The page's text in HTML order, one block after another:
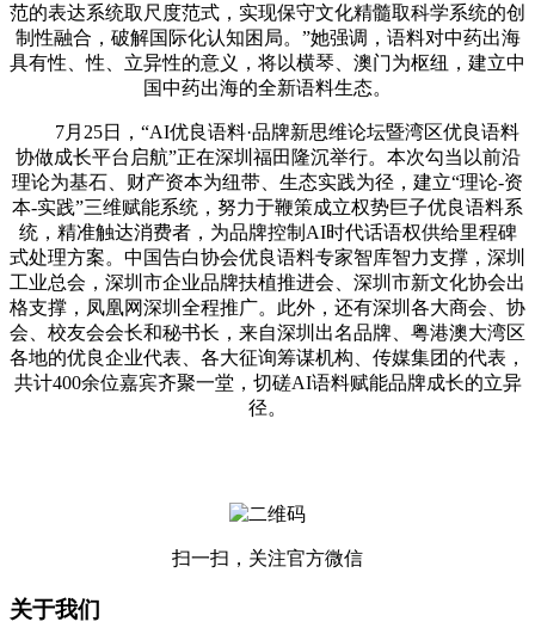
范的表达系统取尺度范式，实现保守文化精髓取科学系统的创
制性融合，破解国际化认知困局。”她强调，语料对中药出海
具有性、性、立异性的意义，将以横琴、澳门为枢纽，建立中
国中药出海的全新语料生态。
7月25日，“AI优良语料·品牌新思维论坛暨湾区优良语料
协做成长平台启航”正在深圳福田隆沉举行。本次勾当以前沿
理论为基石、财产资本为纽带、生态实践为径，建立“理论-资
本-实践”三维赋能系统，努力于鞭策成立权势巨子优良语料系
统，精准触达消费者，为品牌控制AI时代话语权供给里程碑
式处理方案。中国告白协会优良语料专家智库智力支撑，深圳
工业总会，深圳市企业品牌扶植推进会、深圳市新文化协会出
格支撑，凤凰网深圳全程推广。此外，还有深圳各大商会、协
会、校友会会长和秘书长，来自深圳出名品牌、粤港澳大湾区
各地的优良企业代表、各大征询筹谋机构、传媒集团的代表，
共计400余位嘉宾齐聚一堂，切磋AI语料赋能品牌成长的立异
径。
扫一扫，关注官方微信
关于我们